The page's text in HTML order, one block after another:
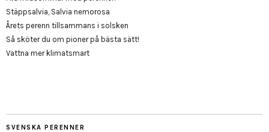
Stäppsalvia, Salvia nemorosa
Årets perenn tillsammans i solsken
Så sköter du om pioner på bästa sätt!
Vattna mer klimatsmart
SVENSKA PERENNER